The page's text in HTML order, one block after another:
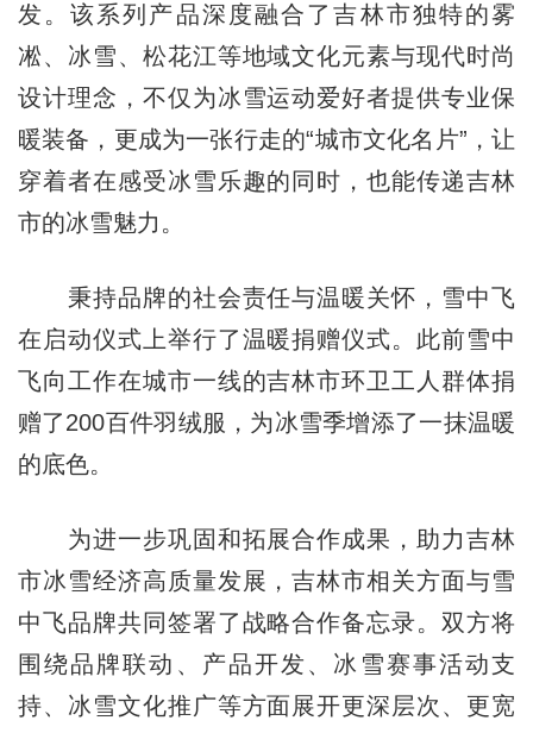
发。该系列产品深度融合了吉林市独特的雾
凇、冰雪、松花江等地域文化元素与现代时尚
设计理念，不仅为冰雪运动爱好者提供专业保
暖装备，更成为一张行走的“城市文化名片”，让
穿着者在感受冰雪乐趣的同时，也能传递吉林
市的冰雪魅力。
秉持品牌的社会责任与温暖关怀，雪中飞
在启动仪式上举行了温暖捐赠仪式。此前雪中
飞向工作在城市一线的吉林市环卫工人群体捐
赠了200百件羽绒服，为冰雪季增添了一抹温暖
的底色。
为进一步巩固和拓展合作成果，助力吉林
市冰雪经济高质量发展，吉林市相关方面与雪
中飞品牌共同签署了战略合作备忘录。双方将
围绕品牌联动、产品开发、冰雪赛事活动支
持、冰雪文化推广等方面展开更深层次、更宽